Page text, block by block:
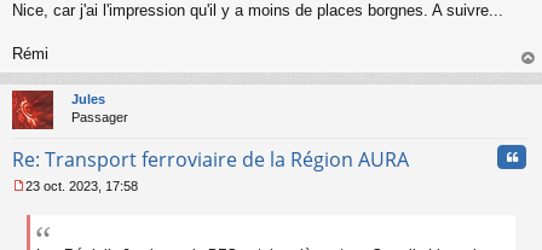
Nice, car j'ai l'impression qu'il y a moins de places borgnes. A suivre...
Rémi
au
Jules
Passager
Re: Transport ferroviaire de la Région AURA
e
23 oct. 2023, 17:58